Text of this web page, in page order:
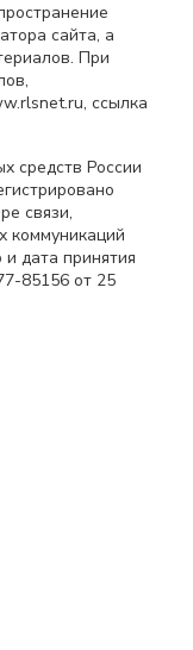
сайта, а
При
ссылка
средств России
связи,
коммуникаций
дата принятия
85156 от 25